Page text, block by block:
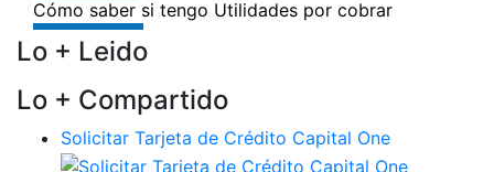
Lo + Leido
Lo + Compartido
Solicitar Tarjeta de Crédito Capital One